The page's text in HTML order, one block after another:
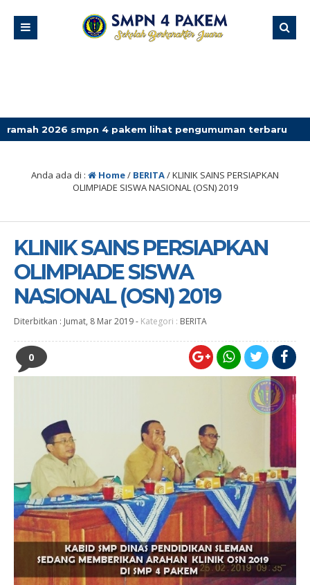
4 pakem lihat pengumuman terbaru
Anda ada di : Home/ BERITA/KLINIK SAINS PERSIAPKAN
OLIMPIADE SISWA NASIONAL (OSN) 2019
KLINIK SAINS PERSIAPKAN
OLIMPIADE SISWA
NASIONAL (OSN) 2019
Diterbitkan : Jumat, 8 Mar 2019- Kategori : BERITA
0